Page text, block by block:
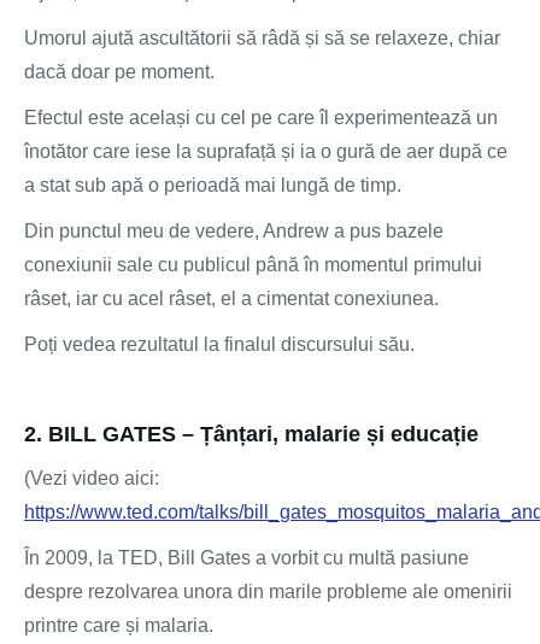
Umorul ajută ascultătorii să râdă și să se relaxeze, chiar
dacă doar pe moment.
Efectul este același cu cel pe care îl experimentează un
înotător care iese la suprafață și ia o gură de aer după ce
a stat sub apă o perioadă mai lungă de timp.
Din punctul meu de vedere, Andrew a pus bazele
conexiunii sale cu publicul până în momentul primului
râset, iar cu acel râset, el a cimentat conexiunea.
Poți vedea rezultatul la finalul discursului său.
2. BILL GATES – Țânțari, malarie și educație
(Vezi video aici:
https://www.ted.com/talks/
În 2009, la TED, Bill Gates a vorbit cu multă pasiune
despre rezolvarea unora din marile probleme ale omenirii
printre care și malaria.